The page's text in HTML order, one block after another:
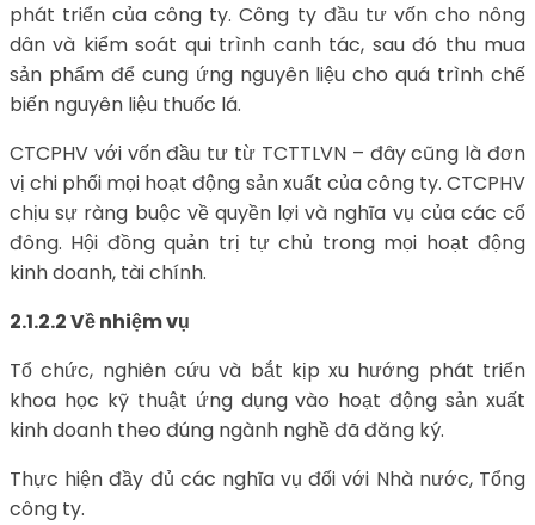
phát triển của công ty. Công ty đầu tư vốn cho nông
dân và kiểm soát qui trình canh tác, sau đó thu mua
sản phẩm để cung ứng nguyên liệu cho quá trình chế
biến nguyên liệu thuốc lá.
CTCPHV với vốn đầu tư từ TCTTLVN – đây cũng là đơn
vị chi phối mọi hoạt động sản xuất của công ty. CTCPHV
chịu sự ràng buộc về quyền lợi và nghĩa vụ của các cổ
đông. Hội đồng quản trị tự chủ trong mọi hoạt động
kinh doanh, tài chính.
2.1.2.2 Về nhiệm vụ
Tổ chức, nghiên cứu và bắt kịp xu hướng phát triển
khoa học kỹ thuật ứng dụng vào hoạt động sản xuất
kinh doanh theo đúng ngành nghề đã đăng ký.
Thực hiện đầy đủ các nghĩa vụ đối với Nhà nước, Tổng
công ty.